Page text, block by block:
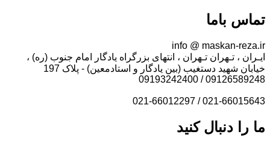
تماس باما
info @ maskan-reza.ir
ایـران ، تـهران تـهران ، انتهای بزرگراه یادگار امام جنوب (ره) ،
خیابان شهید دستغیب (بین یادگار و استادمعین) - پلاک 197
09126589248 / 09193242400
021-66015643 / 021-66012297
ما را دنبال کنید